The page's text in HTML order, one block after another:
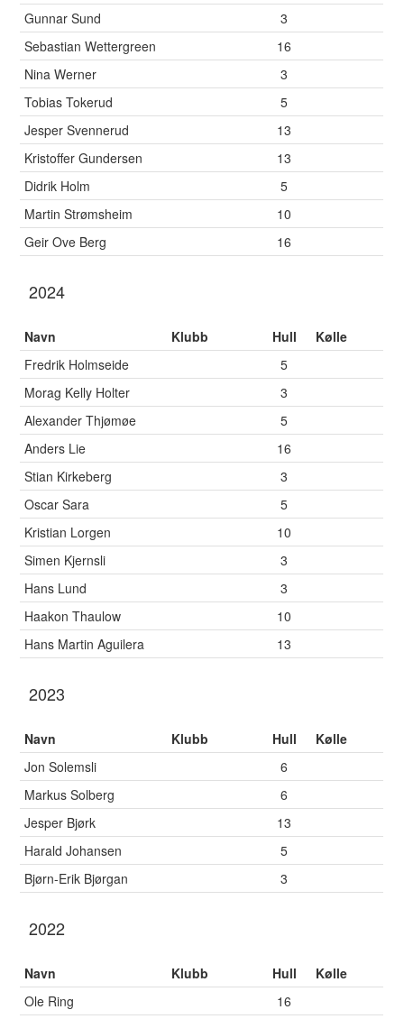
Gunnar Sund
3
Sebastian Wettergreen
16
Nina Werner
3
Tobias Tokerud
5
Jesper Svennerud
13
Kristoffer Gundersen
13
Didrik Holm
5
Martin Strømsheim
10
Geir Ove Berg
16
2024
Navn Klubb Hull
Kølle
Fredrik Holmseide
5
Morag Kelly Holter
3
Alexander Thjømøe
5
Anders Lie
16
Stian Kirkeberg
3
Oscar Sara
5
Kristian Lorgen
10
Simen Kjernsli
3
Hans Lund
3
Haakon Thaulow
10
Hans Martin Aguilera
13
2023
Navn Klubb Hull
Kølle
Jon Solemsli
6
Markus Solberg
6
Jesper Bjørk
13
Harald Johansen
5
Bjørn-Erik Bjørgan
3
2022
Navn Klubb Hull
Kølle
Ole Ring
16